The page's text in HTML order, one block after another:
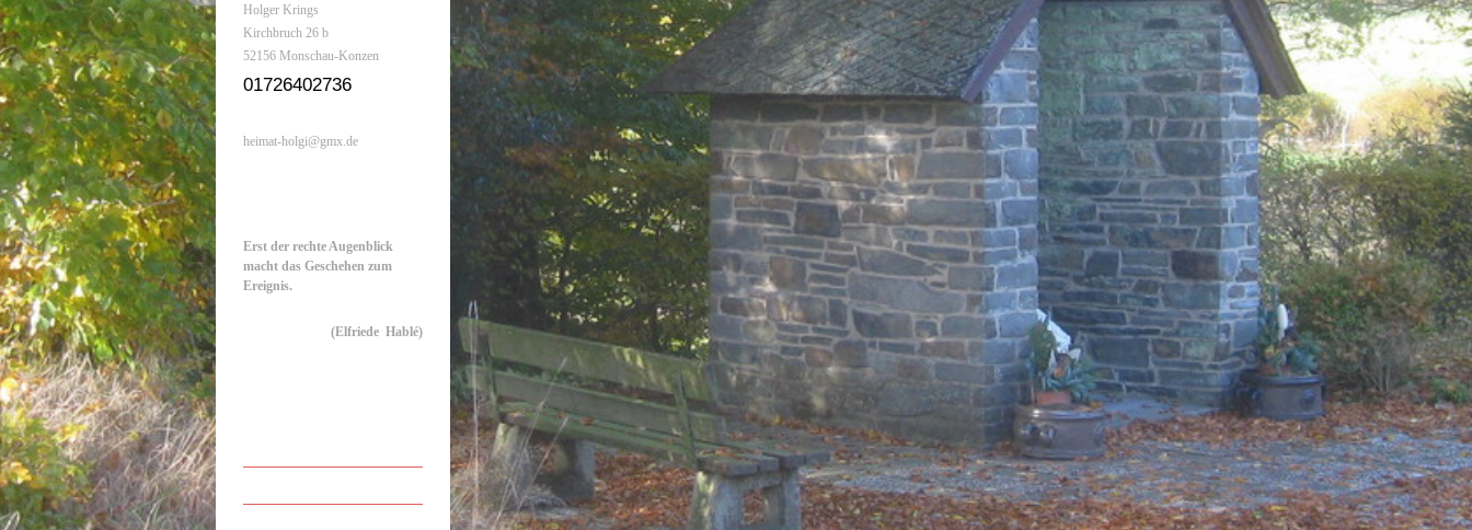
Holger Krings
Kirchbruch 26 b
52156 Monschau-Konzen
01726402736
heimat-holgi@gmx.de
Erst der rechte Augenblick
macht das Geschehen zum
Ereignis.
(Elfriede Hablé)